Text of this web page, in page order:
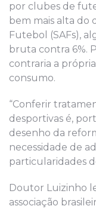
por clubes de
bem mais alta do
Futebol (SAFs),
bruta contra 6%.
contraria a
consumo.
“Conferir
desportivas é,
desenho da
necessidade de
particularidades
Doutor Luizinho
associação